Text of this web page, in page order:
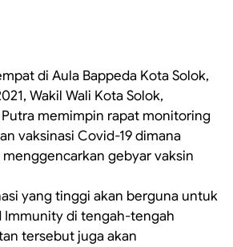
di Aula Bappeda Kota Solok,
Wakil Wali Kota Solok,
Putra memimpin rapat monitoring
vaksinasi Covid-19 dimana
menggencarkan gebyar vaksin
yang tinggi akan berguna untuk
Immunity di tengah-tengah
tersebut juga akan